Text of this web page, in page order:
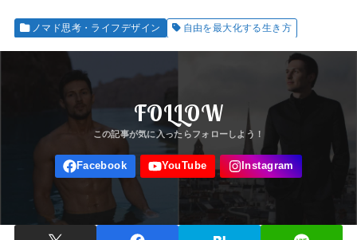
ノマド思考・ライフデザイン 自由を最大化する生き方
FOLLOW